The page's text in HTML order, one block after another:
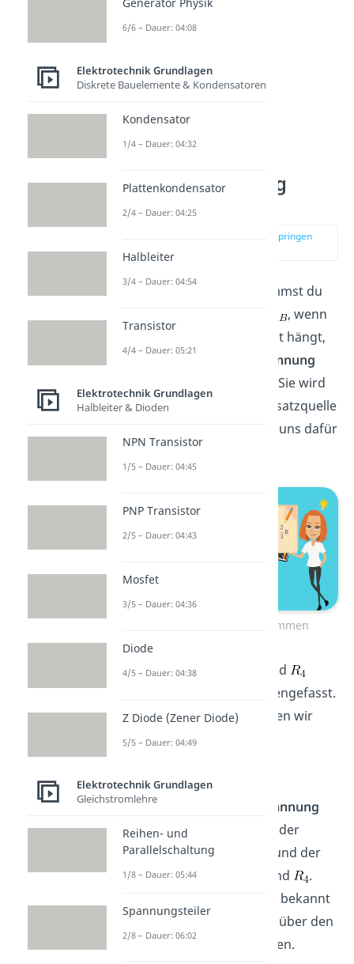
Leerlaufspannung
berechnen
zur Stelle im Video springen
Im nächsten Schritt bestimmst du
, wenn
an den Klemmen keine Last hängt,
wird diese als
Leerlaufspannung
der Schaltung bezeichnet. Sie wird
der Spannung
deiner Ersatzquelle
entsprechen. Wir schauen uns dafür
folgende Schaltung an:
Leerlaufspannung bestimmen
Die Widerstände
und
haben wir schon zusammengefasst.
Und dieses Ergebnis können wir
jetzt verwenden.
Die gesuchte
Klemmenspannung
liegt in diesem Fall an der
Parallelschaltung
und der
Reihenschaltung aus
und
.
bekannt
ist, kannst du
einfach über den
Spannungsteiler
bestimmen.
6/6 – Dauer: 04:08
Elektrotechnik Grundlagen
Diskrete Bauelemente & Kondensatoren
Kondensator
1/4 – Dauer: 04:32
Plattenkondensator
2/4 – Dauer: 04:25
Halbleiter
3/4 – Dauer: 04:54
Transistor
4/4 – Dauer: 05:21
Elektrotechnik Grundlagen
Halbleiter & Dioden
NPN Transistor
1/5 – Dauer: 04:45
PNP Transistor
2/5 – Dauer: 04:43
Mosfet
3/5 – Dauer: 04:36
Diode
4/5 – Dauer: 04:38
Z Diode (Zener Diode)
5/5 – Dauer: 04:49
Elektrotechnik Grundlagen
Gleichstromlehre
Reihen- und
Parallelschaltung
1/8 – Dauer: 05:44
Spannungsteiler
2/8 – Dauer: 06:02